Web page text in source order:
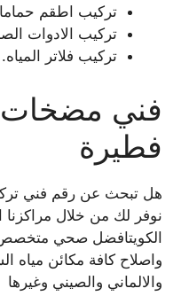
تركيب اطقم
تركيب الادوات
تركيب فلاتر المياه.
فني مضخات
فطيرة
هل تبحث عن رقم فني
نوفر لك من خلال مراكزنا
الكويتافضل صحي
واصلاح كافة مكائن مياه
والالماني والصيني